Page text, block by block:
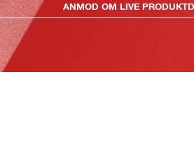
ANMOD OM LIVE